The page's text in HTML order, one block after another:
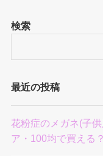
検索
最近の投稿
花粉症のメガネ(子
ア・100均で買える？